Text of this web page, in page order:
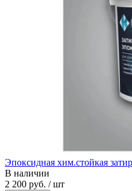
Эпоксидная хим.стойкая
В наличии
2 200 руб. / шт